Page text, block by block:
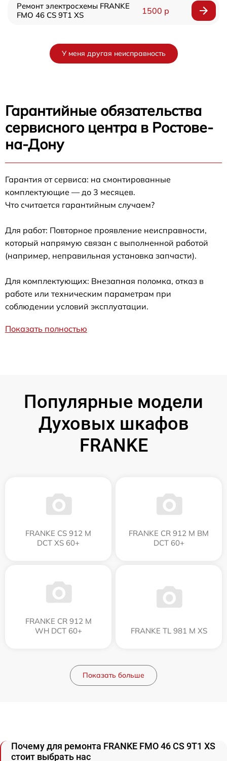
Ремонт электросхемы FRANKE
FMO 46 CS 9T1 XS
1500 р
У меня другая неисправность
Гарантийные обязательства
сервисного центра в Ростове-
на-Дону
Гарантия от сервиса: на смонтированные
комплектующие — до 3 месяцев.
Что считается гарантийным случаем?
Для работ: Повторное проявление неисправности,
который напрямую связан с выполненной работой
(например, неправильная установка запчасти).
Для комплектующих: Внезапная поломка, отказ в
работе или техническим параметрам при
соблюдении условий эксплуатации.
Показать полностью
Популярные модели
Духовых шкафов
FRANKE
FRANKE CS 912 M
DCT XS 60+
FRANKE CR 912 M BM
DCT 60+
FRANKE CR 912 M
WH DCT 60+
FRANKE TL 981 M XS
Показать больше
Почему для ремонта FRANKE FMO 46 CS 9T1 XS
стоит выбрать нас